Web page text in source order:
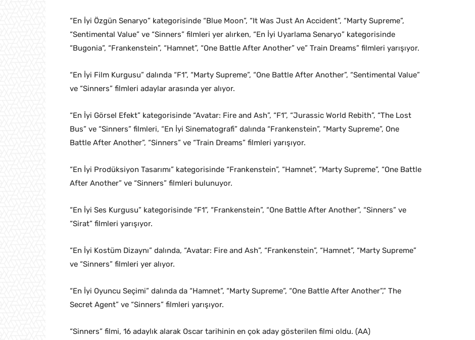
“En İyi Özgün Senaryo” kategorisinde “Blue Moon”, “It Was Just An Accident”, “Marty Supreme”,
“Sentimental Value” ve “Sinners” filmleri yer alırken, “En İyi Uyarlama Senaryo” kategorisinde
“Bugonia”, “Frankenstein”, “Hamnet”, “One Battle After Another” ve” Train Dreams” filmleri yarışıyor.
“En İyi Film Kurgusu” dalında “F1”, “Marty Supreme”, “One Battle After Another”, “Sentimental Value”
ve “Sinners” filmleri adaylar arasında yer alıyor.
“En İyi Görsel Efekt” kategorisinde “Avatar: Fire and Ash”, “F1”, “Jurassic World Rebith”, “The Lost
Bus” ve “Sinners” filmleri, “En İyi Sinematografi” dalında “Frankenstein”, “Marty Supreme”, One
Battle After Another”, “Sinners” ve “Train Dreams” filmleri yarışıyor.
“En İyi Prodüksiyon Tasarımı” kategorisinde “Frankenstein”, “Hamnet”, “Marty Supreme”, “One Battle
After Another” ve “Sinners” filmleri bulunuyor.
“En İyi Ses Kurgusu” kategorisinde “F1”, “Frankenstein”, “One Battle After Another”, “Sinners” ve
“Sirat” filmleri yarışıyor.
“En İyi Kostüm Dizaynı” dalında, “Avatar: Fire and Ash”, “Frankenstein”, “Hamnet”, “Marty Supreme”
ve “Sinners” filmleri yer alıyor.
“En İyi Oyuncu Seçimi” dalında da “Hamnet”, “Marty Supreme”, “One Battle After Another”,” The
Secret Agent” ve “Sinners” filmleri yarışıyor.
“Sinners” filmi, 16 adaylık alarak Oscar tarihinin en çok aday gösterilen filmi oldu. (AA)